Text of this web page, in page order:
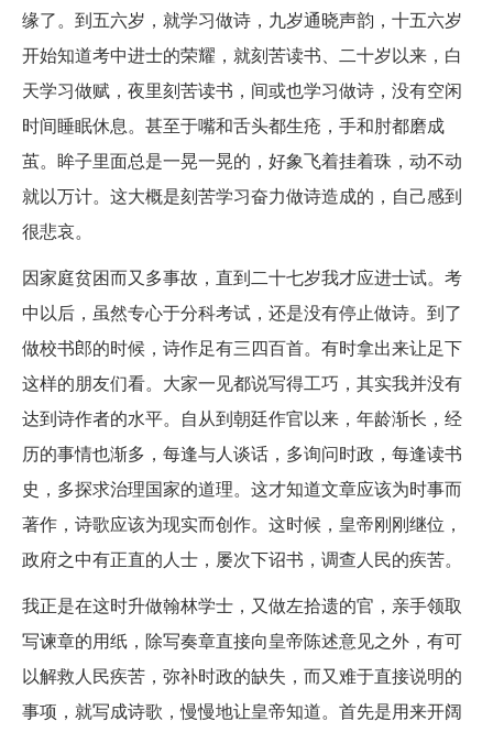
缘了。到五六岁，就学习做诗，九岁通晓声韵，十五六岁
开始知道考中进士的荣耀，就刻苦读书、二十岁以来，白
天学习做赋，夜里刻苦读书，间或也学习做诗，没有空闲
时间睡眠休息。甚至于嘴和舌头都生疮，手和肘都磨成
茧。眸子里面总是一晃一晃的，好象飞着挂着珠，动不动
就以万计。这大概是刻苦学习奋力做诗造成的，自己感到
很悲哀。
因家庭贫困而又多事故，直到二十七岁我才应进士试。考
中以后，虽然专心于分科考试，还是没有停止做诗。到了
做校书郎的时候，诗作足有三四百首。有时拿出来让足下
这样的朋友们看。大家一见都说写得工巧，其实我并没有
达到诗作者的水平。自从到朝廷作官以来，年龄渐长，经
历的事情也渐多，每逢与人谈话，多询问时政，每逢读书
史，多探求治理国家的道理。这才知道文章应该为时事而
著作，诗歌应该为现实而创作。这时候，皇帝刚刚继位，
政府之中有正直的人士，屡次下诏书，调查人民的疾苦。
我正是在这时升做翰林学士，又做左拾遗的官，亲手领取
写谏章的用纸，除写奏章直接向皇帝陈述意见之外，有可
以解救人民疾苦，弥补时政的缺失，而又难于直接说明的
事项，就写成诗歌，慢慢地让皇帝知道。首先是用来开阔